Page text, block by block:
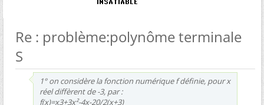
Re : problème:polynôme terminale
S
1° on considère la fonction numérique f définie, pour x
réel diffèrent de -3, par :
f(x)=x3+3x²-4x-20/2(x+3)